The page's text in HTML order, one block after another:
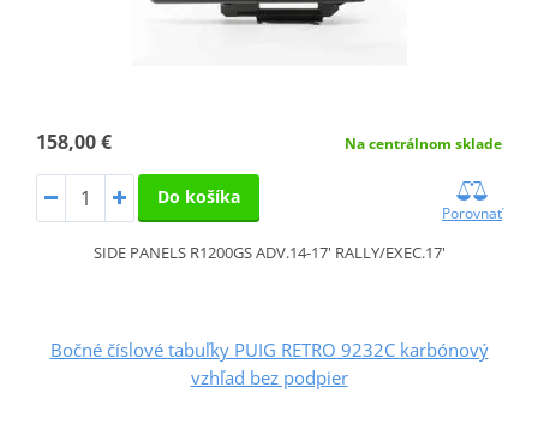
158,00 € Na centrálnom sklade
Do košíka
Porovnať
SIDE PANELS R1200GS ADV.14-17' RALLY/EXEC.17'
Bočné číslové tabuľky PUIG RETRO 9232C karbónový
vzhľad bez podpier